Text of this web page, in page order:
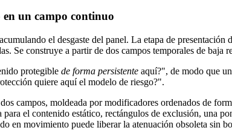
en un campo continuo
el desgaste del panel. La etapa de
Se construye a partir de dos campos temporales de baja
protegible de forma persistente aquí?", de modo que
quiere aquí el modelo de riesgo?".
campos, moldeada por modificadores ordenados de
el contenido estático, rectángulos de exclusión, una
en movimiento puede liberar la atenuación obsoleta sin